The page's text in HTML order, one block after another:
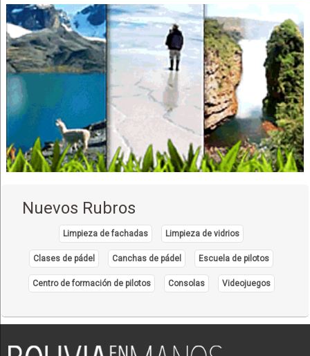
Representaciones
Artefactos para el Hogar
Cocina, Utiles de
Servicio Técnico
Hornos
Parrillas
Vajillas
Capacitación
Consultores en Recursos Humanos
Automotores Mantenimiento y Reparación
Automotores, Repuestos para
Llantas
Control de Embarazo
Médico ginecólogo
Nuevos Rubros
Limpieza de fachadas Limpieza de vidrios
Clases de pádel Canchas de pádel Escuela de pilotos
Centro de formación de pilotos Consolas Videojuegos